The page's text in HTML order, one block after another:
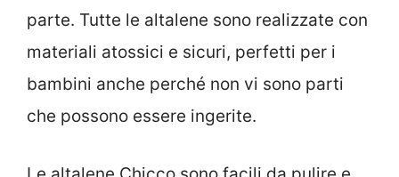
parte. Tutte le altalene sono realizzate con
materiali atossici e sicuri, perfetti per i
bambini anche perché non vi sono parti
che possono essere ingerite.